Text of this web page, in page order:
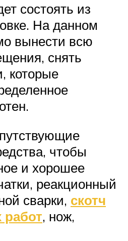
состоять из
На данном
вынести всю
снять
которые
чтобы
и хорошее
реакционный
сварки, скотч
, нож,